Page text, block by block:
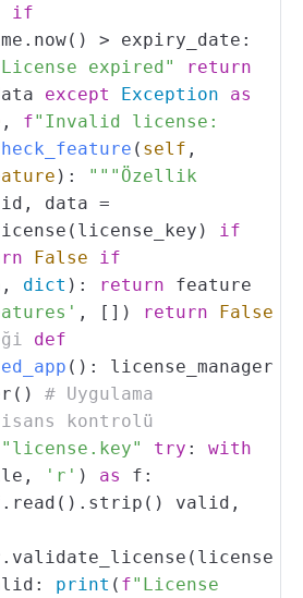
if
> expiry_date:
expired"
return
except Exception
as
, f"Invalid license:
( self ,
):
"""Özellik
data =
if
False
if
dict ): return feature
, []) return
False
def
():
license_manager
# Uygulama
kontrolü
"license.key" try :
with
'r' ) as
f:
valid,
print ( f"License